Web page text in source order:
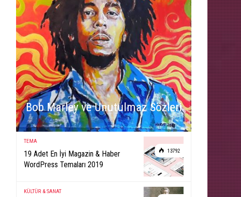
Bob Marley ve Unutulmaz Sözleri
13792
TEMA
19 Adet En İyi Magazin & Haber
WordPress Temaları 2019
KÜLTÜR & SANAT